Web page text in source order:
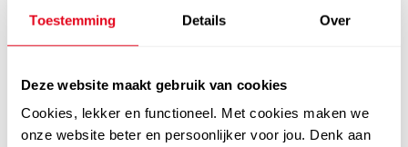
Toestemming Details Over
Deze website maakt gebruik van cookies
Cookies, lekker en functioneel. Met cookies maken we
onze website beter en persoonlijker voor jou. Denk aan